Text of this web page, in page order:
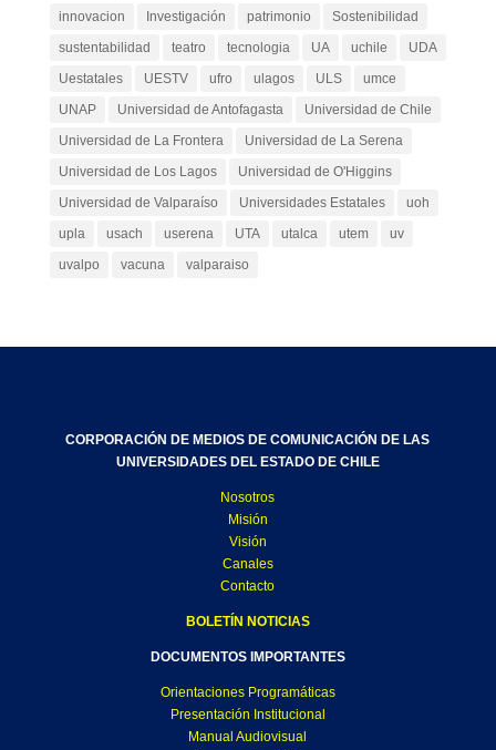
innovacion
Investigación patrimonio
Sostenibilidad
sustentabilidad
teatro tecnologia UA uchile
UDA
Uestatales
UESTV ufro ulagos ULS
umce
UNAP
Universidad de Antofagasta
Universidad de Chile
Universidad de La Frontera
Universidad de La Serena
Universidad de Los Lagos
Universidad de O'Higgins
Universidad de Valparaíso
Universidades Estatales
uoh
upla
usach userena UTA utalca utem
uv
uvalpo
vacuna valparaiso
CORPORACIÓN DE MEDIOS DE COMUNICACIÓN DE LAS
UNIVERSIDADES DEL ESTADO DE CHILE
Nosotros
Misión
Visión
Canales
Contacto
BOLETÍN NOTICIAS
DOCUMENTOS IMPORTANTES
Orientaciones Programáticas
Presentación Institucional
Manual Audiovisual